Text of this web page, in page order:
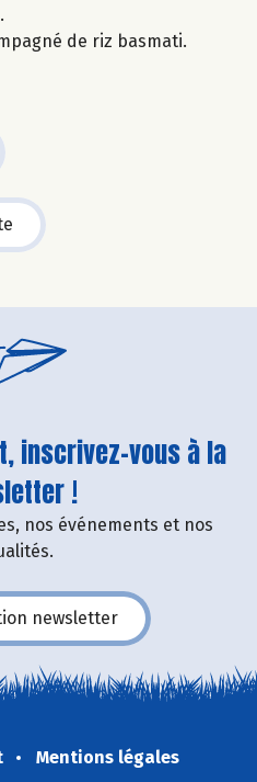
de riz basmati.
inscrivez-vous à la
!
nos événements et nos
newsletter
Mentions légales